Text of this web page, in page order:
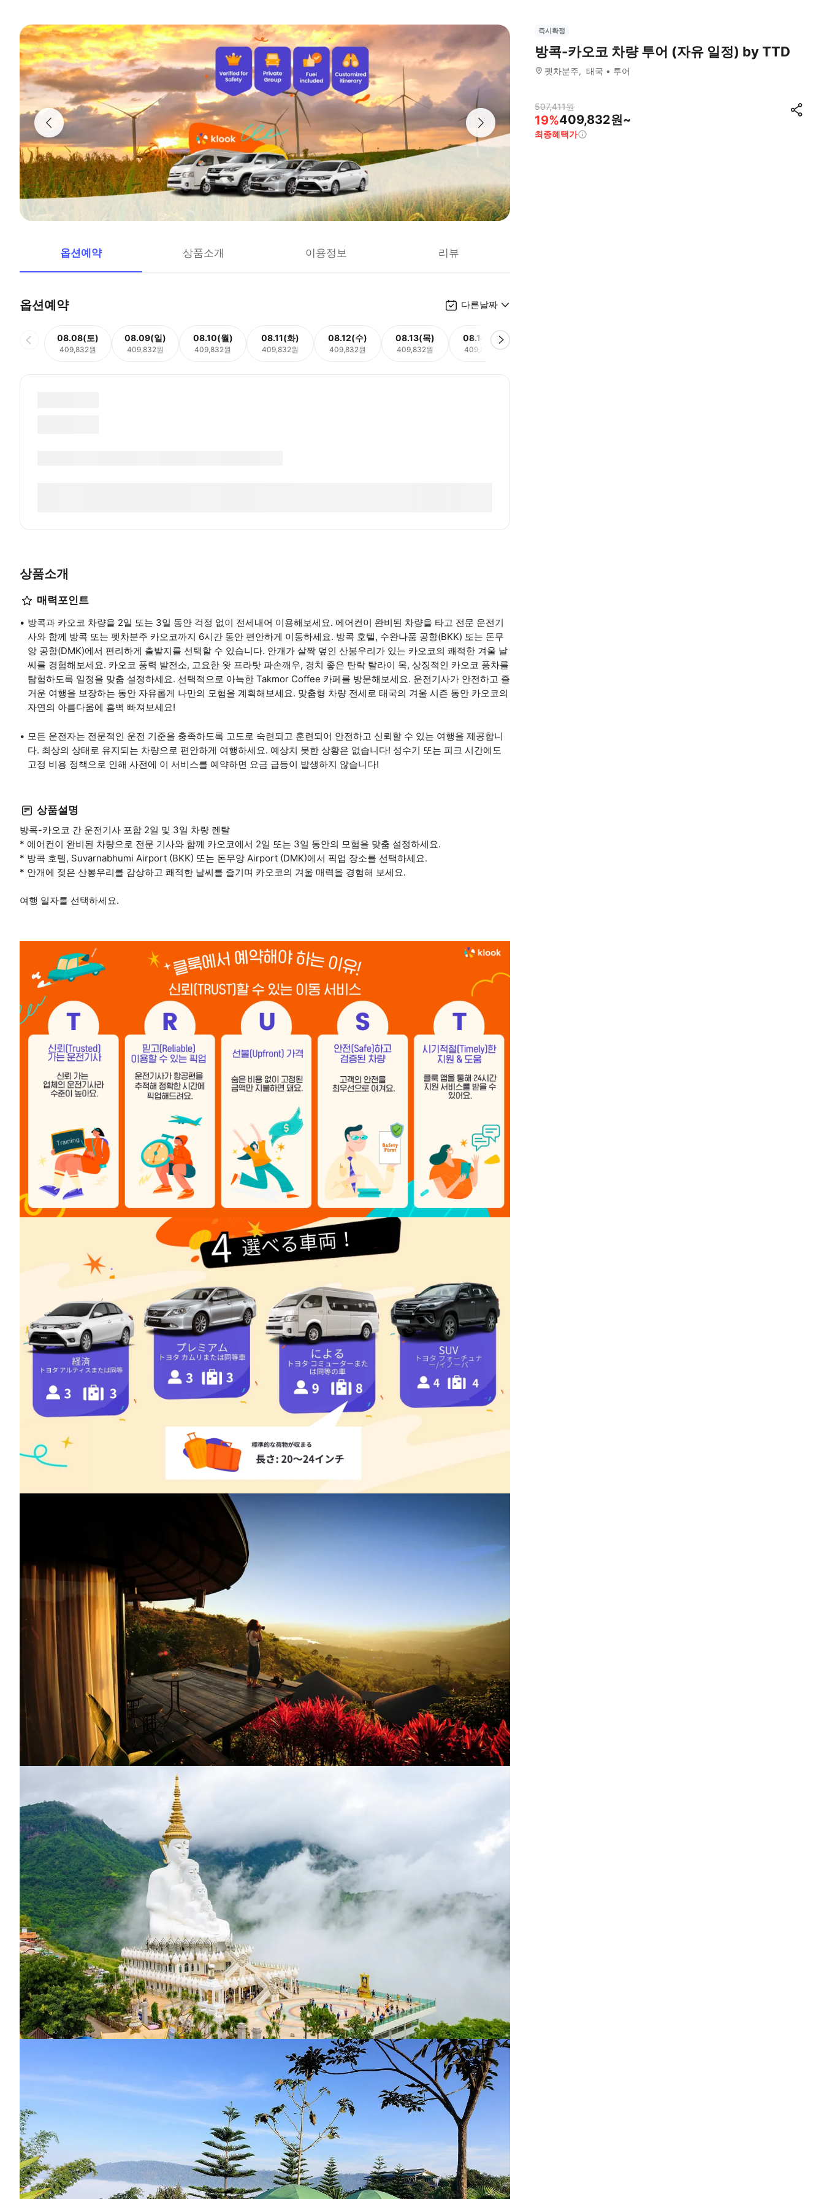
옵션예약 상품소개 이용정보 리뷰
옵션예약 다른날짜
08.08(토)
409,832원
08.09(일)
409,832원
08.10(월)
409,832원
08.11(화)
409,832원
08.12(수)
409,832원
08.13(목)
409,832원
08.14(금)
409,832원
상품소개
매력포인트
방콕과 카오코 차량을 2일 또는 3일 동안 걱정 없이 전세내어 이용해보세요. 에어컨이 완비된 차량을 타고 전문 운전기
사와 함께 방콕 또는 펫차분주 카오코까지 6시간 동안 편안하게 이동하세요. 방콕 호텔, 수완나품 공항(BKK) 또는 돈무
앙 공항(DMK)에서 편리하게 출발지를 선택할 수 있습니다. 안개가 살짝 덮인 산봉우리가 있는 카오코의 쾌적한 겨울 날
씨를 경험해보세요. 카오코 풍력 발전소, 고요한 왓 프라탓 파손깨우, 경치 좋은 탄락 탈라이 목, 상징적인 카오코 풍차를
탐험하도록 일정을 맞춤 설정하세요. 선택적으로 아늑한 Takmor Coffee 카페를 방문해보세요. 운전기사가 안전하고 즐
거운 여행을 보장하는 동안 자유롭게 나만의 모험을 계획해보세요. 맞춤형 차량 전세로 태국의 겨울 시즌 동안 카오코의
자연의 아름다움에 흠뻑 빠져보세요!
모든 운전자는 전문적인 운전 기준을 충족하도록 고도로 숙련되고 훈련되어 안전하고 신뢰할 수 있는 여행을 제공합니
다. 최상의 상태로 유지되는 차량으로 편안하게 여행하세요. 예상치 못한 상황은 없습니다! 성수기 또는 피크 시간에도
고정 비용 정책으로 인해 사전에 이 서비스를 예약하면 요금 급등이 발생하지 않습니다!
상품설명
방콕-카오코 간 운전기사 포함 2일 및 3일 차량 렌탈
* 에어컨이 완비된 차량으로 전문 기사와 함께 카오코에서 2일 또는 3일 동안의 모험을 맞춤 설정하세요.
* 방콕 호텔, Suvarnabhumi Airport (BKK) 또는 돈무앙 Airport (DMK)에서 픽업 장소를 선택하세요.
* 안개에 젖은 산봉우리를 감상하고 쾌적한 날씨를 즐기며 카오코의 겨울 매력을 경험해 보세요.
여행 일자를 선택하세요.
즉시확정
방콕-카오코 차량 투어 (자유 일정) by TTD
펫차분주 태국 투어
507,411원
19%409,832원~
최종혜택가